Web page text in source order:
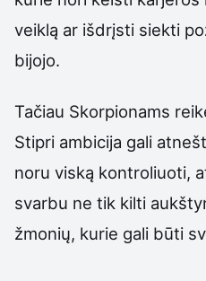
veiklą ar išdrįsti siekti
bijojo.
Tačiau Skorpionams
Stipri ambicija gali
noru viską kontroliuoti,
svarbu ne tik kilti
žmonių, kurie gali būti